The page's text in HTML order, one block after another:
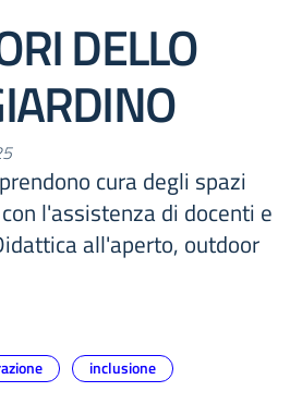
DELLO
cura degli spazi
l'assistenza di docenti e
all'aperto, outdoor
inclusione